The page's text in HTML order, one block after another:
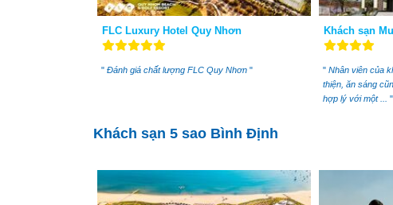
FLC Luxury Hotel Quy Nhơn
" Đánh giá chất lượng FLC Quy Nhơn "
Khách sạn
"Nhân viên của
thiện, ăn sáng
hợp lý với một ... "
Khách sạn 5 sao Bình Định